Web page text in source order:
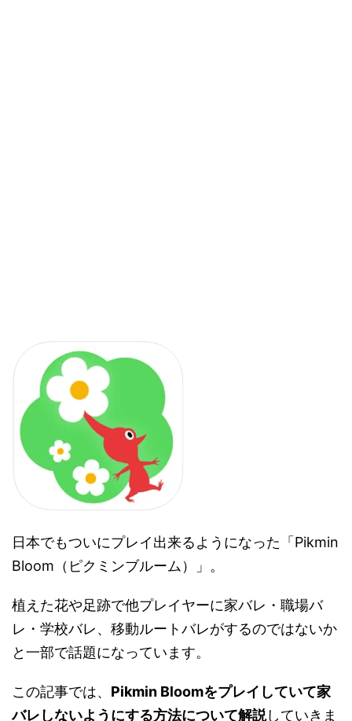
日本でもついにプレイ出来るようになった「Pikmin
Bloom（ピクミンブルーム）」。
植えた花や足跡で他プレイヤーに家バレ・職場バ
レ・学校バレ、移動ルートバレがするのではないか
と一部で話題になっています。
この記事では、 Pikmin Bloomをプレイしていて家
バレしないようにする方法について解説していきま